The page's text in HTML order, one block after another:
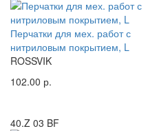
Перчатки для мех. работ с
нитриловым покрытием, L
ROSSVIK
102.00 р.
40.Z 03 BF